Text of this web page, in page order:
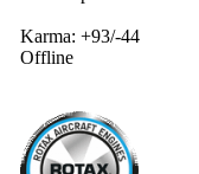
Karma: +93/-44
Offline